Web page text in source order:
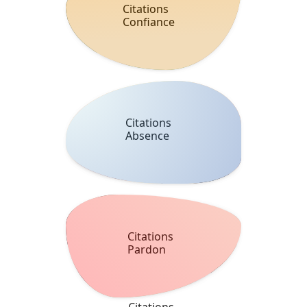
Citations
Confiance
Citations
Absence
Citations
Pardon